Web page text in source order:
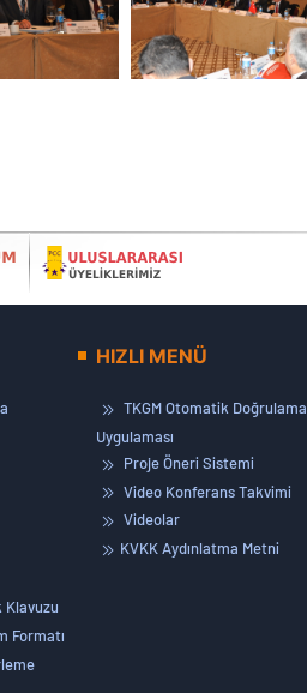
Klavuzu
Formatı
HIZLI MENÜ
TKGM Otomatik Doğrulama
Uygulaması
Proje Öneri Sistemi
Video Konferans Takvimi
Videolar
KVKK Aydınlatma Metni